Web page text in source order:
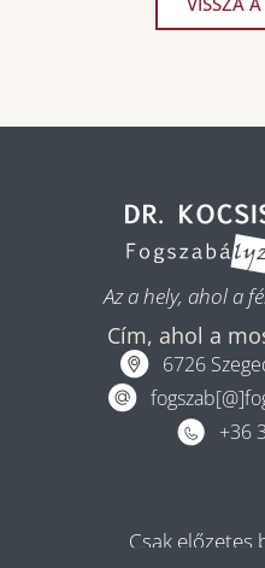
Az a hely, ahol a
Cím, ahol a
6726
+36
Csak előzetes